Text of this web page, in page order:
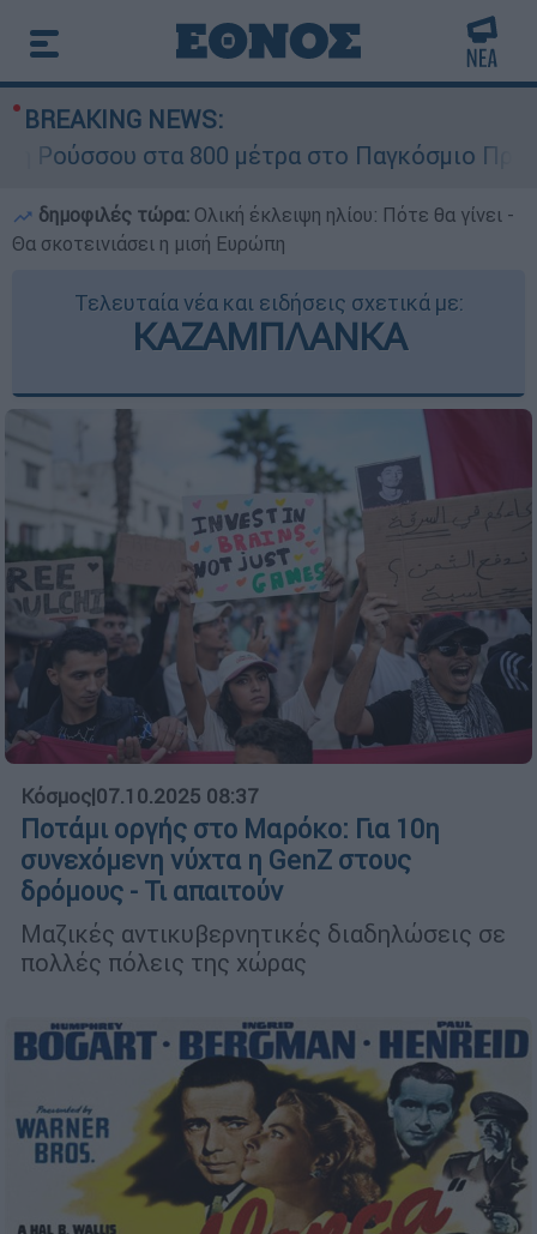
BREAKING NEWS:
στα 800 μέτρα στο Παγκόσμιο
δημοφιλές τώρα: Ολική έκλειψη ηλίου: Πότε θα γίνει -
Θα σκοτεινιάσει η μισή Ευρώπη
Τελευταία νέα και ειδήσεις σχετικά με:
ΚΑΖΑΜΠΛΑΝΚΑ
Κόσμος|07.10.2025 08:37
Ποτάμι οργής στο Μαρόκο: Για 10η
συνεχόμενη νύχτα η GenZ στους
δρόμους - Τι απαιτούν
Μαζικές αντικυβερνητικές διαδηλώσεις σε
πολλές πόλεις της χώρας